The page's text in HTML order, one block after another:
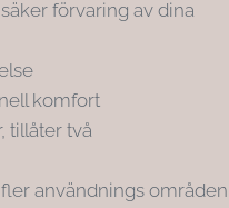
förvaring av dina
komfort
tillåter två
användnings områden